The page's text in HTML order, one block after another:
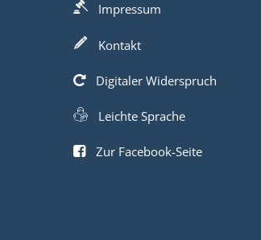
Impressum
Kontakt
Digitaler Widerspruch
Leichte Sprache
Zur Facebook-Seite